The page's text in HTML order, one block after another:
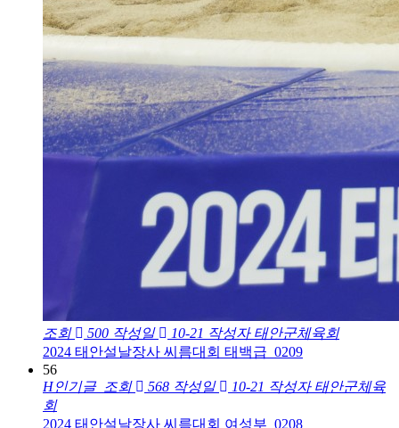
조회 500 작성일 10-21 작성자 태안군체육회
2024 태안설날장사 씨름대회 태백급_0209
56
H인기글 조회 568 작성일 10-21 작성자 태안군체육
회
2024 태안설날장사 씨름대회 여성부_0208